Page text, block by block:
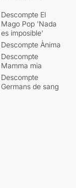
Descompte El
Mago Pop 'Nada
es imposible'
Descompte Ànima
Descompte
Mamma mia
Descompte
Germans de sang